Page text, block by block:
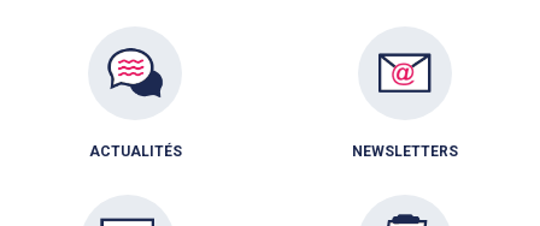
ACTUALITÉS NEWSLETTERS